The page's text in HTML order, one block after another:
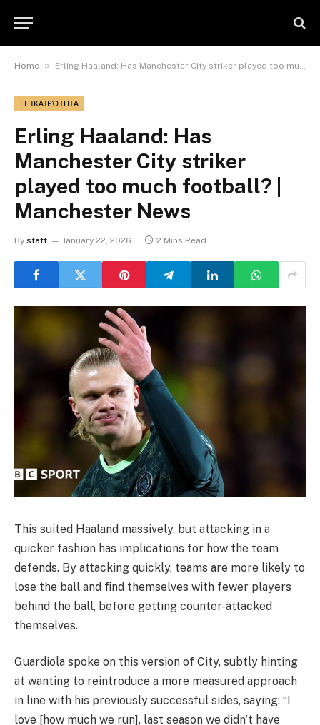
Home » Erling Haaland: Has Manchester City striker played too much football? | Manchester News
ΕΠΙΚΑΙΡΌΤΗΤΑ
Erling Haaland: Has
Manchester City striker
played too much football? |
Manchester News
By staff January 22, 2026 2 Mins Read
This suited Haaland massively, but attacking in a
quicker fashion has implications for how the team
defends. By attacking quickly, teams are more likely to
lose the ball and find themselves with fewer players
behind the ball, before getting counter-attacked
themselves.
Guardiola spoke on this version of City, subtly hinting
at wanting to reintroduce a more measured approach
in line with his previously successful sides, saying: “I
love [how much we run], last season we didn’t have